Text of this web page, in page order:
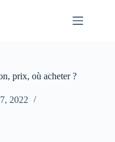
prix, où acheter ?
2022